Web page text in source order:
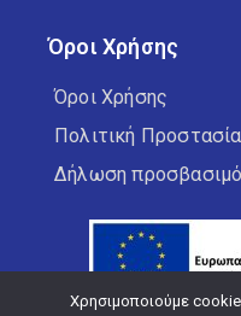
Όροι Χρήσης
Όροι Χρήσης
Πολιτική
Δήλωση
Χρησιμοποιούμε